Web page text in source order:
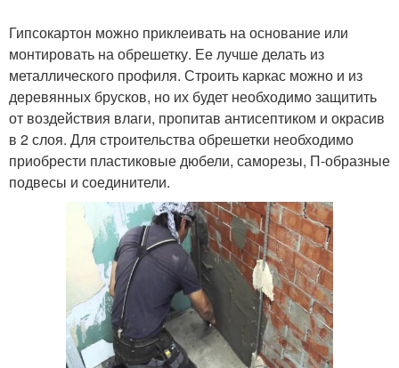
Гипсокартон можно приклеивать на основание или
монтировать на обрешетку. Ее лучше делать из
металлического профиля. Строить каркас можно и из
деревянных брусков, но их будет необходимо защитить
от воздействия влаги, пропитав антисептиком и окрасив
в 2 слоя. Для строительства обрешетки необходимо
приобрести пластиковые дюбели, саморезы, П-образные
подвесы и соединители.